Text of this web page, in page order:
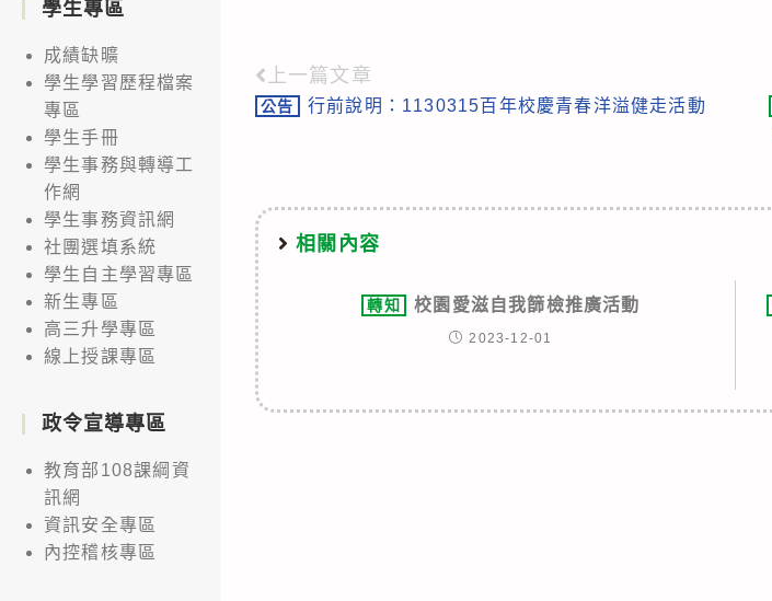
Read
more
上一篇文章
公告 行前說明：1130315百年校慶青春洋溢健走活動
相關內容
轉知 校園愛滋自我篩檢推廣活動
2023-12-01
學生專區
成績缺曠
學生學習歷程檔案
專區
學生手冊
學生事務與轉導工
作網
學生事務資訊網
社團選填系統
學生自主學習專區
新生專區
高三升學專區
線上授課專區
政令宣導專區
教育部108課綱資
訊網
資訊安全專區
內控稽核專區